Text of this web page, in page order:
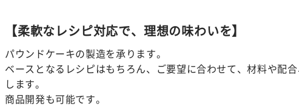
【柔軟なレシピ対応で、理想の味わいを】
パウンドケーキの製造を承ります。
ベースとなるレシピはもちろん、ご要望に合わせて、材料や配
します。
商品開発も可能です。